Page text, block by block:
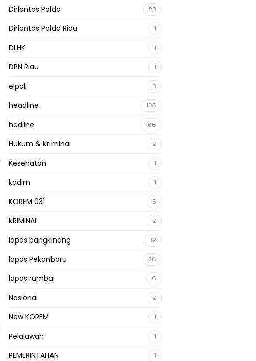
Dirlantas Polda 28
Dirlantas Polda Riau 1
DLHK 1
DPN Riau 1
elpali 8
headline 105
hedline 166
Hukum & Kriminal 2
Kesehatan 1
kodim 1
KOREM 031 5
KRIMINAL 2
lapas bangkinang 12
lapas Pekanbaru 26
lapas rumbai 6
Nasional 2
New KOREM 1
Pelalawan 1
PEMERINTAHAN 1